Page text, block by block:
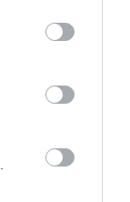
COMMENTAIRE